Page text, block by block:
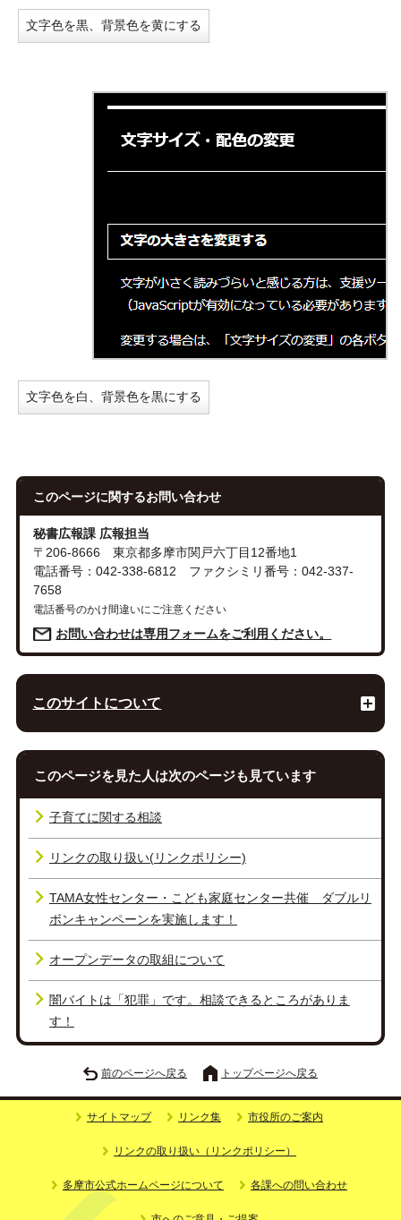
文字色を黒、背景色を黄にする
文字色を白、背景色を黒にする
このページに関するお問い合わせ
秘書広報課 広報担当
〒206-8666 東京都多摩市関戸六丁目12番地1
電話番号：042-338-6812 ファクシミリ番号：042-337-
7658
電話番号のかけ間違いにご注意ください
お問い合わせは専用フォームをご利用ください。
このサイトについて
このページを見た人は次のページも見ています
子育てに関する相談
リンクの取り扱い(リンクポリシー)
TAMA女性センター・こども家庭センター共催 ダブルリ
ボンキャンペーンを実施します！
オープンデータの取組について
闇バイトは「犯罪」です。相談できるところがありま
す！
前のページへ戻る トップページへ戻る
サイトマップ リンク集 市役所のご案内
リンクの取り扱い（リンクポリシー）
多摩市公式ホームページについて 各課への問い合わせ